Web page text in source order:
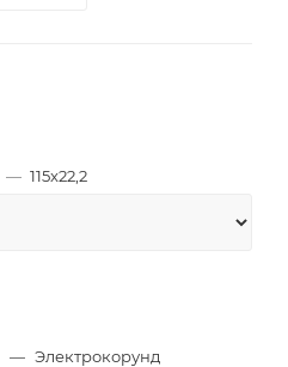
— 115x22,2
— Электрокорунд